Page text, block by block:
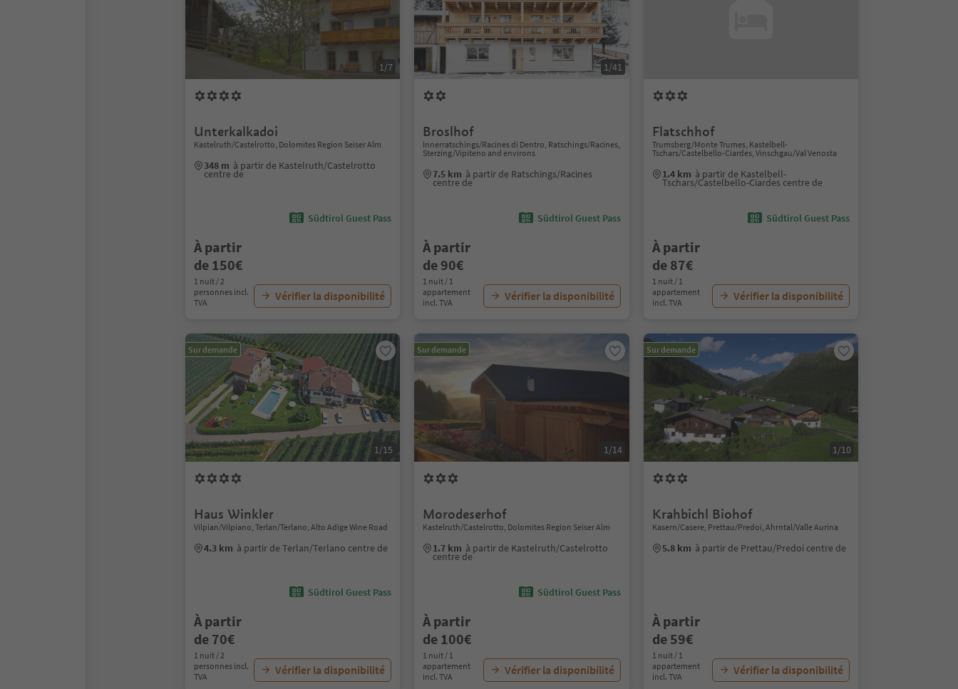
1/7
Unterkalkadoi
Kastelruth/Castelrotto, Dolomites Region Seiser Alm
348 m à partir de Kastelruth/Castelrotto
centre de
Südtirol Guest Pass
À partir
de 150€
1 nuit / 2
personnes incl.
TVA
Vérifier la disponibilité
1/41
Broslhof
Innerratschings/Racines di Dentro, Ratschings/Racines,
Sterzing/Vipiteno and environs
7.5 km à partir de Ratschings/Racines
centre de
Südtirol Guest Pass
À partir
de 90€
1 nuit / 1
appartement
incl. TVA
Vérifier la disponibilité
Flatschhof
Trumsberg/Monte Trumes, Kastelbell-
Tschars/Castelbello-Ciardes, Vinschgau/Val Venosta
1.4 km à partir de Kastelbell-
Tschars/Castelbello-Ciardes centre de
Südtirol Guest Pass
À partir
de 87€
1 nuit / 1
appartement
incl. TVA
Vérifier la disponibilité
Sur demande
1/15
Haus Winkler
Vilpian/Vilpiano, Terlan/Terlano, Alto Adige Wine Road
4.3 km à partir de Terlan/Terlano centre de
Südtirol Guest Pass
À partir
de 70€
1 nuit / 2
personnes incl.
TVA
Vérifier la disponibilité
Sur demande
1/14
Morodeserhof
Kastelruth/Castelrotto, Dolomites Region Seiser Alm
1.7 km à partir de Kastelruth/Castelrotto
centre de
Südtirol Guest Pass
À partir
de 100€
1 nuit / 1
appartement
incl. TVA
Vérifier la disponibilité
Sur demande
1/10
Krahbichl Biohof
Kasern/Casere, Prettau/Predoi, Ahrntal/Valle Aurina
5.8 km à partir de Prettau/Predoi centre de
À partir
de 59€
1 nuit / 1
appartement
incl. TVA
Vérifier la disponibilité